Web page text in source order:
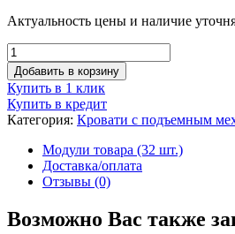
Актуальность цены и наличие
Добавить в корзину
Купить в 1 клик
Купить в кредит
Категория: Кровати с подъемным
Модули товара (32 шт.)
Доставка/оплата
Отзывы (0)
Возможно Вас также